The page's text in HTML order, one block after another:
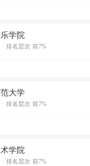
乐学院
. 排名层次 前7%
大学
. 排名层次 前7%
学院
. 排名层次 前7%